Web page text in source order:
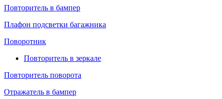
Повторитель в бампер
Плафон подсветки багажника
Поворотник
Повторитель в зеркале
Повторитель поворота
Отражатель в бампер